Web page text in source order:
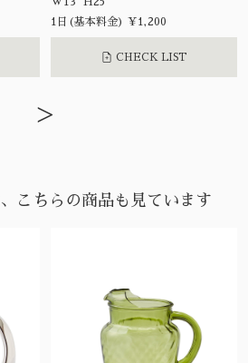
1日(基本料金) ¥1,200
CHECK LIST
>
こちらの商品も見ています